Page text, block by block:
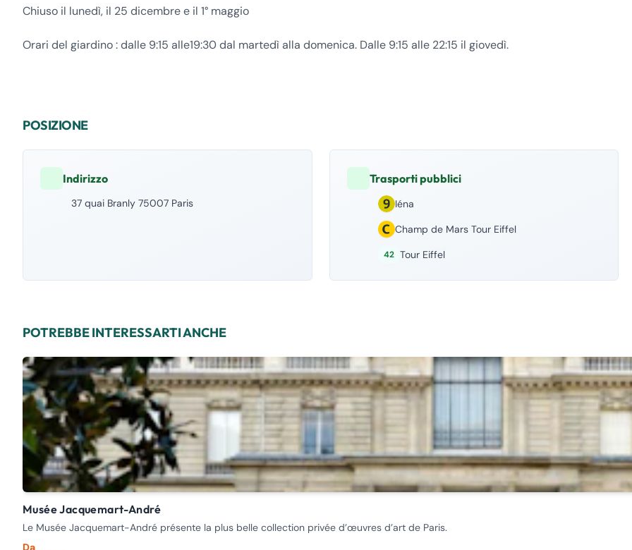
Chiuso il lunedì, il 25 dicembre e il 1° maggio
Orari del giardino : dalle 9:15 alle19:30 dal martedì alla domenica. Dalle 9:15 alle 22:15 il giovedì.
POSIZIONE
Indirizzo
37 quai Branly 75007 Paris
Trasporti pubblici
Iéna
Champ de Mars Tour Eiffel
42 Tour Eiffel
POTREBBE INTERESSARTI ANCHE
Musée Jacquemart-André
Le Musée Jacquemart-André présente la plus belle collection privée d’œuvres d’art de Paris.
Da